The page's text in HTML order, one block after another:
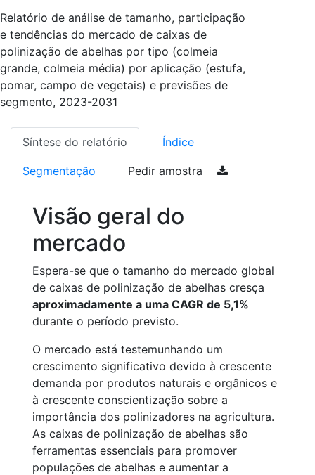
Relatório de análise de tamanho, participação
e tendências do mercado de caixas de
polinização de abelhas por tipo (colmeia
grande, colmeia média) por aplicação (estufa,
pomar, campo de vegetais) e previsões de
segmento, 2023-2031
Síntese do relatório Índice
Segmentação Pedir amostra
Visão geral do
mercado
Espera-se que o tamanho do mercado global
de caixas de polinização de abelhas cresça
aproximadamente a uma CAGR de 5,1%
durante o período previsto.
O mercado está testemunhando um
crescimento significativo devido à crescente
demanda por produtos naturais e orgânicos e
à crescente conscientização sobre a
importância dos polinizadores na agricultura.
As caixas de polinização de abelhas são
ferramentas essenciais para promover
populações de abelhas e aumentar a